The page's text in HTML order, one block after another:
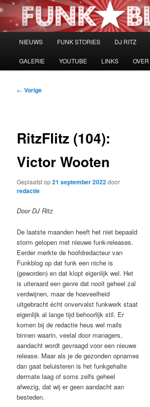
Spring
naar
NIEUWS FUNK STORIES DJ RITZ
GALERIE YOUTUBE LINKS
Bericht
← Vorige
RitzFlitz (104):
Victor Wooten
Geplaatst op21 september 2022door
redactie
Door DJ Ritz
De laatste maanden heeft het niet bepaald
storm gelopen met nieuwe funk-releases.
Eerder merkte de hoofdredacteur van
Funkblog op dat funk een niche is
(geworden) en dat klopt eigenlijk wel. Het
is uiteraard een genre dat nooit geheel zal
verdwijnen, maar de hoeveelheid
uitgebracht écht onvervalst funkwerk staat
eigenlijk al lange tijd behoorlijk stil. Er
komen bij de redactie heus wel mails
binnen waarin, veelal door managers,
aandacht wordt gevraagd voor een nieuwe
release. Maar als je de gezonden opnames
dan gaat beluisteren is het funkgehalte
dermate laag of soms zelfs geheel
afwezig, dat wij er geen aandacht aan
besteden.